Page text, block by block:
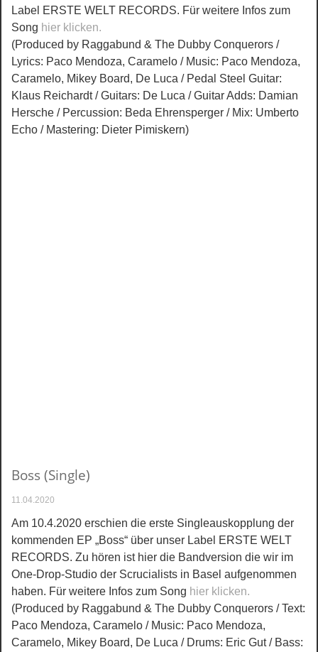
Label ERSTE WELT RECORDS. Für weitere Infos zum
Song hier klicken.
(Produced by Raggabund & The Dubby Conquerors /
Lyrics: Paco Mendoza, Caramelo / Music: Paco Mendoza,
Caramelo, Mikey Board, De Luca / Pedal Steel Guitar:
Klaus Reichardt / Guitars: De Luca / Guitar Adds: Damian
Hersche / Percussion: Beda Ehrensperger / Mix: Umberto
Echo / Mastering: Dieter Pimiskern)
Boss (Single)
11.04.2020
Am 10.4.2020 erschien die erste Singleauskopplung der
kommenden EP „Boss“ über unser Label ERSTE WELT
RECORDS. Zu hören ist hier die Bandversion die wir im
One-Drop-Studio der Scrucialists in Basel aufgenommen
haben. Für weitere Infos zum Song hier klicken.
(Produced by Raggabund & The Dubby Conquerors / Text:
Paco Mendoza, Caramelo / Music: Paco Mendoza,
Caramelo, Mikey Board, De Luca / Drums: Eric Gut / Bass: